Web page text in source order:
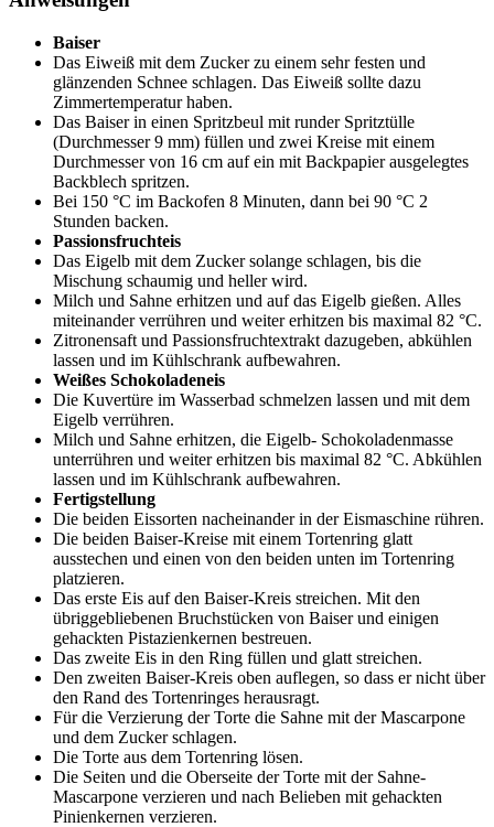
Baiser
Das Eiweiß mit dem Zucker zu einem sehr festen und
glänzenden Schnee schlagen. Das Eiweiß sollte dazu
Zimmertemperatur haben.
Das Baiser in einen Spritzbeul mit runder Spritztülle
(Durchmesser 9 mm) füllen und zwei Kreise mit einem
Durchmesser von 16 cm auf ein mit Backpapier ausgelegtes
Backblech spritzen.
Bei 150 °C im Backofen 8 Minuten, dann bei 90 °C 2
Stunden backen.
Passionsfruchteis
Das Eigelb mit dem Zucker solange schlagen, bis die
Mischung schaumig und heller wird.
Milch und Sahne erhitzen und auf das Eigelb gießen. Alles
miteinander verrühren und weiter erhitzen bis maximal 82 °C.
Zitronensaft und Passionsfruchtextrakt dazugeben, abkühlen
lassen und im Kühlschrank aufbewahren.
Weißes Schokoladeneis
Die Kuvertüre im Wasserbad schmelzen lassen und mit dem
Eigelb verrühren.
Milch und Sahne erhitzen, die Eigelb- Schokoladenmasse
unterrühren und weiter erhitzen bis maximal 82 °C. Abkühlen
lassen und im Kühlschrank aufbewahren.
Fertigstellung
Die beiden Eissorten nacheinander in der Eismaschine rühren.
Die beiden Baiser-Kreise mit einem Tortenring glatt
ausstechen und einen von den beiden unten im Tortenring
platzieren.
Das erste Eis auf den Baiser-Kreis streichen. Mit den
übriggebliebenen Bruchstücken von Baiser und einigen
gehackten Pistazienkernen bestreuen.
Das zweite Eis in den Ring füllen und glatt streichen.
Den zweiten Baiser-Kreis oben auflegen, so dass er nicht über
den Rand des Tortenringes herausragt.
Für die Verzierung der Torte die Sahne mit der Mascarpone
und dem Zucker schlagen.
Die Torte aus dem Tortenring lösen.
Die Seiten und die Oberseite der Torte mit der Sahne-
Mascarpone verzieren und nach Belieben mit gehackten
Pinienkernen verzieren.